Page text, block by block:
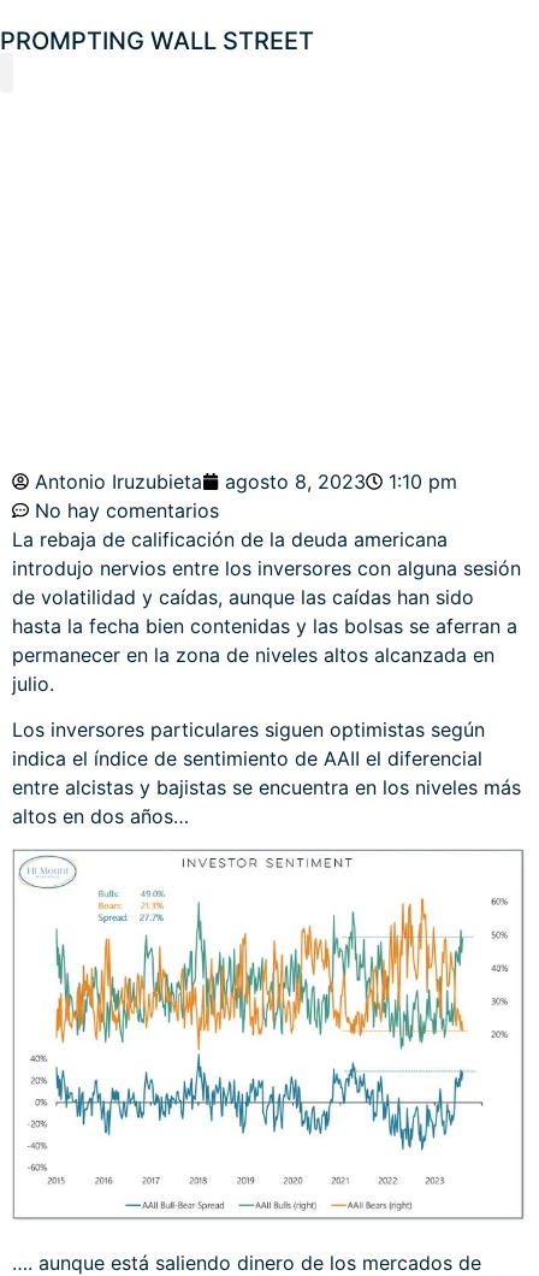
PROMPTING WALL STREET
Antonio Iruzubieta agosto 8, 2023
1:10 pm
No hay comentarios
La rebaja de calificación de la deuda americana
introdujo nervios entre los inversores con alguna sesión
de volatilidad y caídas, aunque las caídas han sido
hasta la fecha bien contenidas y las bolsas se aferran a
permanecer en la zona de niveles altos alcanzada en
julio.
Los inversores particulares siguen optimistas según
indica el índice de sentimiento de AAII el diferencial
entre alcistas y bajistas se encuentra en los niveles más
altos en dos años…
…. aunque está saliendo dinero de los mercados de